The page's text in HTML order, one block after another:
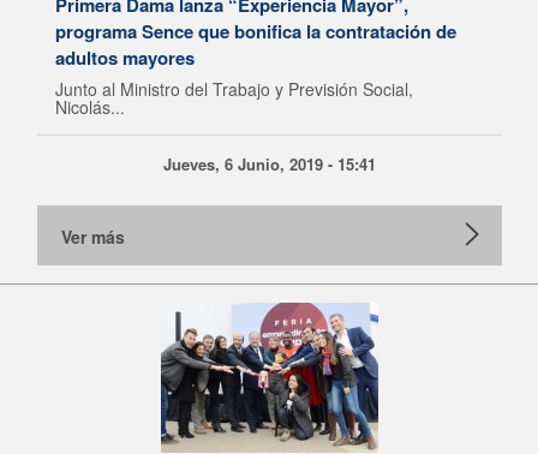
programa Sence que bonifica la contratación de
adultos mayores
Junto al Ministro del Trabajo y Previsión Social,
Nicolás...
Jueves, 6 Junio, 2019 - 15:41
Ver más